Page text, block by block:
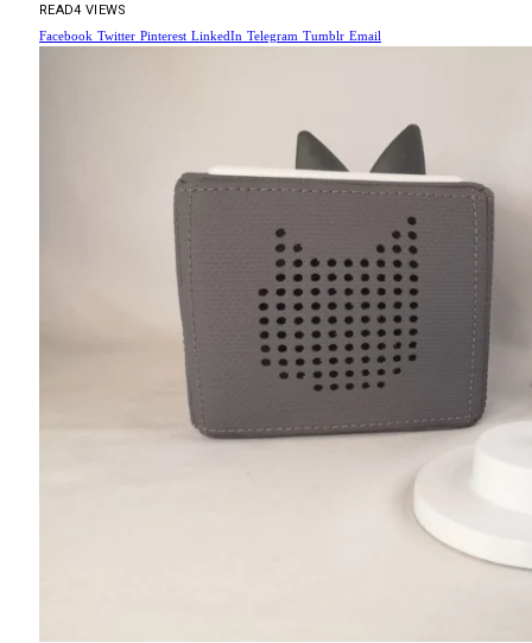
READ4 VIEWS
Facebook Twitter Pinterest LinkedIn Telegram Tumblr Email